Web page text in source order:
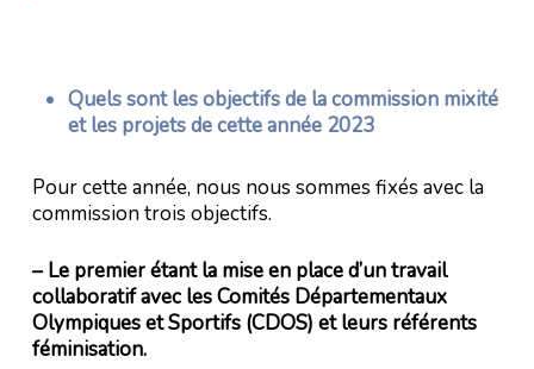
Quels sont les objectifs de la commission mixité
et les projets de cette année 2023
Pour cette année, nous nous sommes fixés avec la
commission trois objectifs.
– Le premier étant la mise en place d’un travail
collaboratif avec les Comités Départementaux
Olympiques et Sportifs (CDOS) et leurs référents
féminisation.